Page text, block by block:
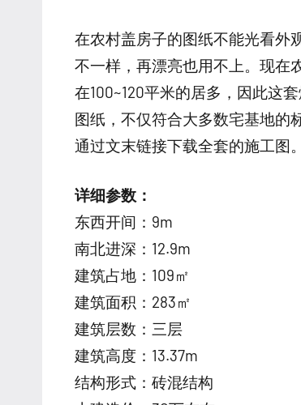
在农村盖房子的图纸不能光看外
不一样，再漂亮也用不上。现在
在100~120平米的居多，因此这
图纸，不仅符合大多数宅基地的
通过文末链接下载全套的施工图。
详细参数：
东西开间：9m
南北进深：12.9m
建筑占地：109㎡
建筑面积：283㎡
建筑层数：三层
建筑高度：13.37m
结构形式：砖混结构